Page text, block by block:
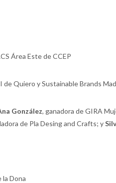
Área Este de CCEP
de Quiero y Sustainable Brands
González, ganadora de GIRA
de Pla Desing and Crafts; y
Dona